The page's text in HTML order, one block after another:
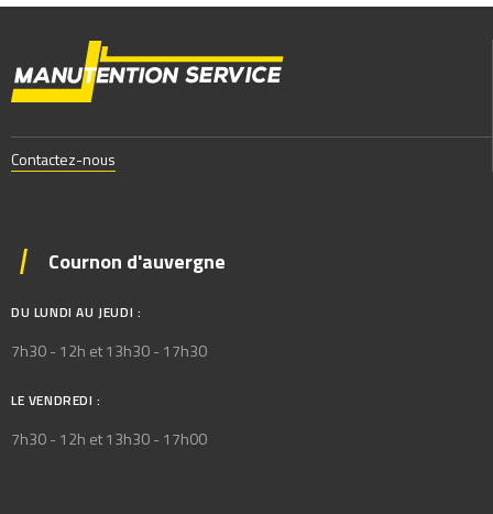
Contactez-nous
Cournon d'auvergne
DU LUNDI AU JEUDI :
7h30 - 12h et 13h30 - 17h30
LE VENDREDI :
7h30 - 12h et 13h30 - 17h00